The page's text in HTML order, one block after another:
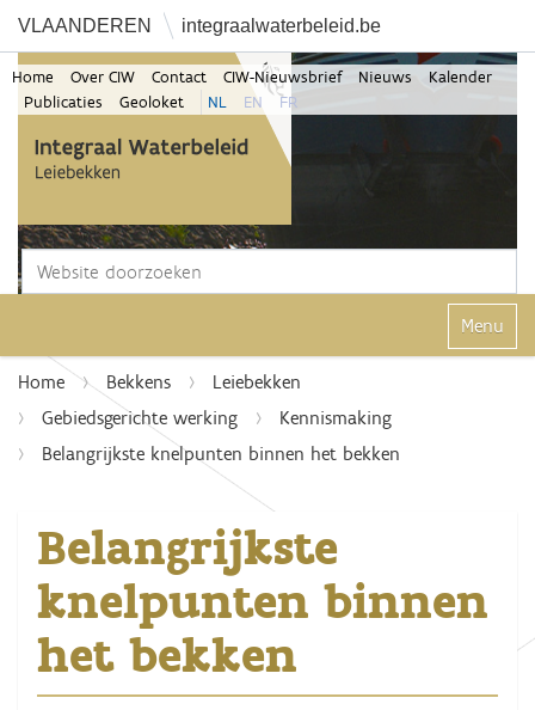
VLAANDEREN integraalwaterbeleid.be
Home Over CIW Contact CIW-Nieuwsbrief Nieuws
Kalender
Publicaties
Geoloket NL EN FR
Klap
Home Bekkens
Leiebekken
Gebiedsgerichte werking
Kennismaking
Belangrijkste knelpunten binnen het bekken
Belangrijkste
knelpunten binnen
het bekken